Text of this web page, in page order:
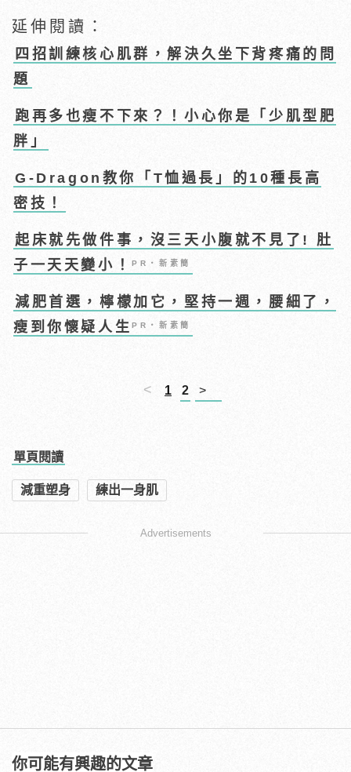
延伸閱讀：
四招訓練核心肌群，解決久坐下背疼痛的問
題
跑再多也瘦不下來？！小心你是「少肌型肥
胖」
G-Dragon教你「T恤過長」的10種長高
密技！
起床就先做件事，沒三天小腹就不見了! 肚
子一天天變小！PR・新素簡
減肥首選，檸檬加它，堅持一週，腰細了，
瘦到你懷疑人生PR・新素簡
< 1 2 >
單頁閱讀
減重塑身 練出一身肌
Advertisements
你可能有興趣的文章